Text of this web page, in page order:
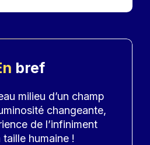
bref
milieu d’un champ
changeante,
de l’infiniment
taille humaine !